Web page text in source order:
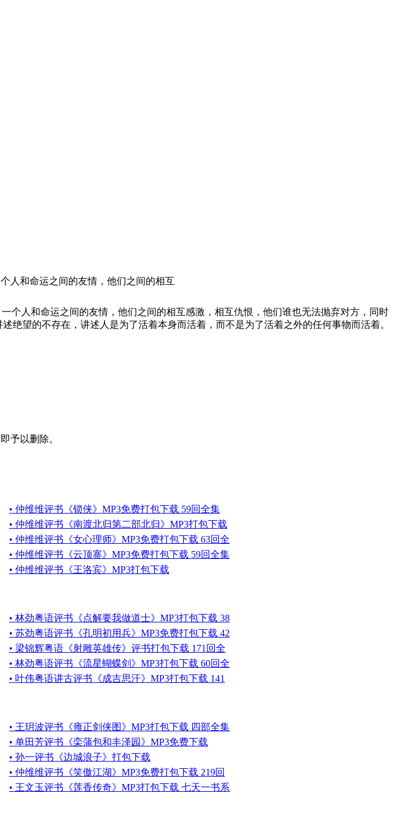
和命运之间的友情，他们之间的相互
人和命运之间的友情，他们之间的相互感激，相互仇恨，他们谁也无法抛弃对方，同时
的不存在，讲述人是为了活着本身而活着，而不是为了活着之外的任何事物而活着。
予以删除。
• 仲维维评书《锁侠》MP3免费打包下载 59回全集
• 仲维维评书《南渡北归第二部北归》MP3打包下载
• 仲维维评书《女心理师》MP3免费打包下载 63回全
• 仲维维评书《云顶寨》MP3免费打包下载 59回全集
• 仲维维评书《王洛宾》MP3打包下载
• 林劲粤语评书《点解要我做道士》MP3打包下载 38
• 苏劲粤语评书《孔明初用兵》MP3免费打包下载 42
• 梁锦辉粤语《射雕英雄传》评书打包下载 171回全
• 林劲粤语评书《流星蝴蝶剑》MP3打包下载 60回全
• 叶伟粤语讲古评书《成吉思汗》MP3打包下载 141
• 王玥波评书《雍正剑侠图》MP3打包下载 四部全集
• 单田芳评书《栾蒲包和丰泽园》MP3免费下载
• 孙一评书《边城浪子》打包下载
• 仲维维评书《笑傲江湖》MP3免费打包下载 219回
• 王文玉评书《莲香传奇》MP3打包下载 七天一书系